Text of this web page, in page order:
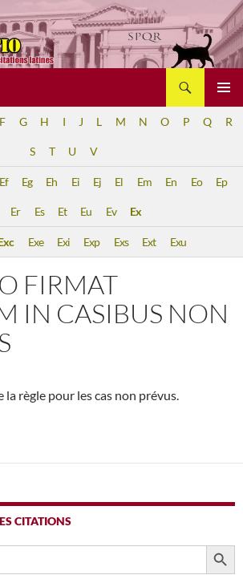
F G H I J L M N O P Q R
S T U V
Ef Eg Eh Ei Ej El Em En Eo Ep
Er Es Et Eu Ev Ex
Exe Exi Exp Exs Ext Exu
FIRMAT
IN CASIBUS NON
la règle pour les cas non prévus.
CITATIONS
SEARCH